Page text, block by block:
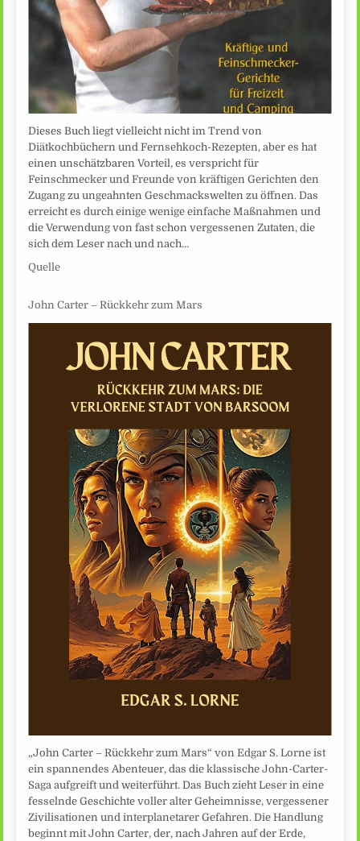
Dieses Buch liegt vielleicht nicht im Trend von
Diätkochbüchern und Fernsehkoch-Rezepten, aber es hat
einen unschätzbaren Vorteil, es verspricht für
Feinschmecker und Freunde von kräftigen Gerichten den
Zugang zu ungeahnten Geschmackswelten zu öffnen. Das
erreicht es durch einige wenige einfache Maßnahmen und
die Verwendung von fast schon vergessenen Zutaten, die
sich dem Leser nach und nach…
Quelle
John Carter – Rückkehr zum Mars
„John Carter – Rückkehr zum Mars“ von Edgar S. Lorne ist
ein spannendes Abenteuer, das die klassische John-Carter-
Saga aufgreift und weiterführt. Das Buch zieht Leser in eine
fesselnde Geschichte voller alter Geheimnisse, vergessener
Zivilisationen und interplanetarer Gefahren. Die Handlung
beginnt mit John Carter, der, nach Jahren auf der Erde,